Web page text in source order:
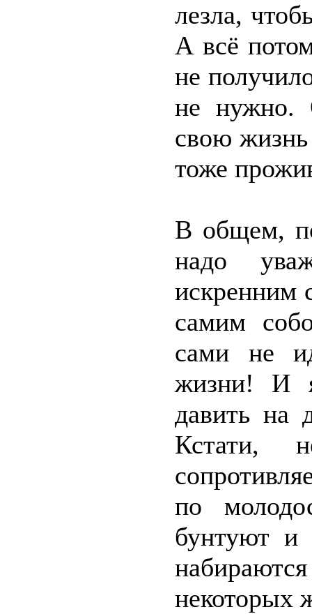
лезла,
А всё
не
не нужно.
свою
тоже
В общем,
надо
искренним
самим
сами не
жизни! И
давить на
Кстати,
по
бунтуют и
некоторых